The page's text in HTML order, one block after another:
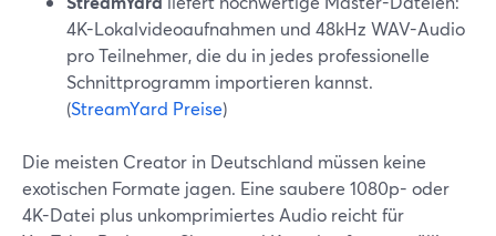
4K-Lokalvideoaufnahmen und 48kHz WAV-Audio
pro Teilnehmer, die du in jedes professionelle
Schnittprogramm importieren kannst.
(StreamYard Preise)
Die meisten Creator in Deutschland müssen keine
exotischen Formate jagen. Eine saubere 1080p- oder
4K-Datei plus unkomprimiertes Audio reicht für